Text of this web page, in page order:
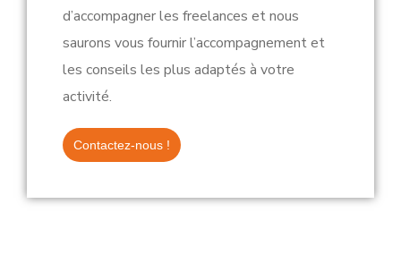
d’accompagner les freelances et nous
saurons vous fournir l’accompagnement et
les conseils les plus adaptés à votre
activité.
Contactez-nous !